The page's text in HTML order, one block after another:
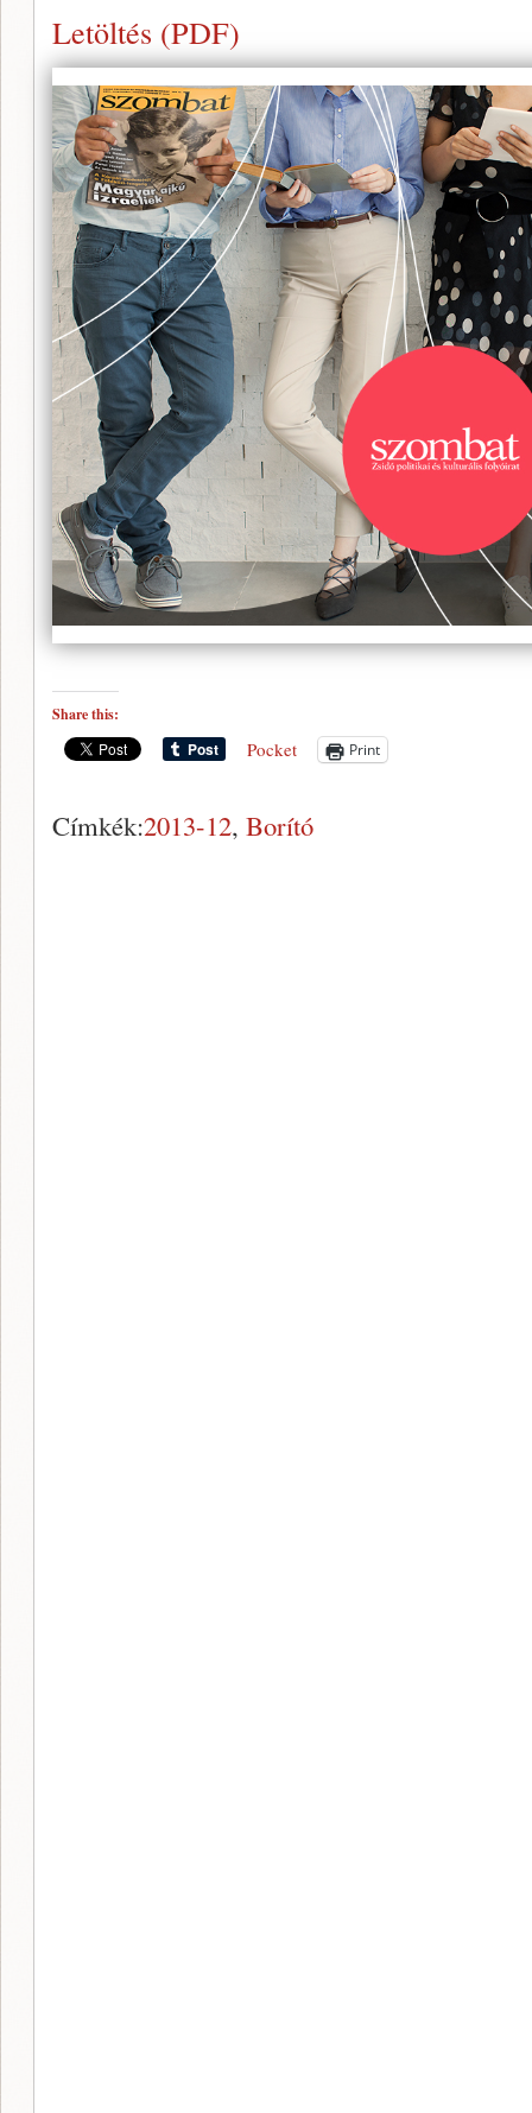
Letöltés (PDF)
Share this:
Pocket Print
Címkék:2013-12, Borító